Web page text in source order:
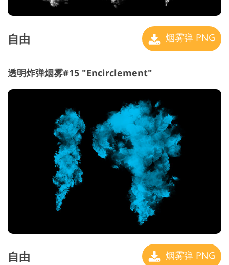
自由 烟雾弹 PNG
透明炸弹烟雾#15 "Encirclement"
自由 烟雾弹 PNG